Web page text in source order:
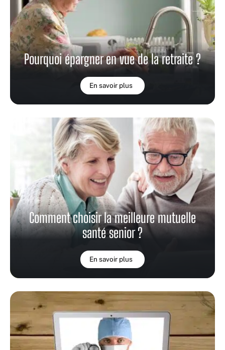
Pourquoi épargner en vue de la retraite ?
En savoir plus
Comment choisir la meilleure mutuelle
santé senior ?
En savoir plus